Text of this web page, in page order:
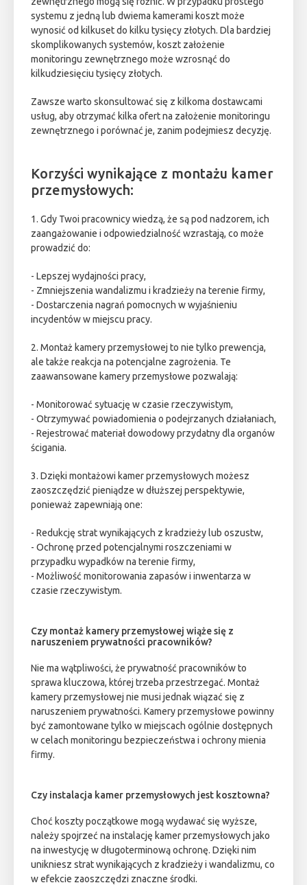
systemu z jedną lub dwiema kamerami koszt może
wynosić od kilkuset do kilku tysięcy złotych. Dla bardziej
skomplikowanych systemów, koszt założenie
monitoringu zewnętrznego może wzrosnąć do
kilkudziesięciu tysięcy złotych.
Zawsze warto skonsultować się z kilkoma dostawcami
usług, aby otrzymać kilka ofert na założenie monitoringu
zewnętrznego i porównać je, zanim podejmiesz decyzję.
Korzyści wynikające z montażu kamer
przemysłowych:
1. Gdy Twoi pracownicy wiedzą, że są pod nadzorem, ich
zaangażowanie i odpowiedzialność wzrastają, co może
prowadzić do:
- Lepszej wydajności pracy,
- Zmniejszenia wandalizmu i kradzieży na terenie firmy,
- Dostarczenia nagrań pomocnych w wyjaśnieniu
incydentów w miejscu pracy.
2. Montaż kamery przemysłowej to nie tylko prewencja,
ale także reakcja na potencjalne zagrożenia. Te
zaawansowane kamery przemysłowe pozwalają:
- Monitorować sytuację w czasie rzeczywistym,
- Otrzymywać powiadomienia o podejrzanych działaniach,
- Rejestrować materiał dowodowy przydatny dla organów
ścigania.
3. Dzięki montażowi kamer przemysłowych możesz
zaoszczędzić pieniądze w dłuższej perspektywie,
ponieważ zapewniają one:
- Redukcję strat wynikających z kradzieży lub oszustw,
- Ochronę przed potencjalnymi roszczeniami w
przypadku wypadków na terenie firmy,
- Możliwość monitorowania zapasów i inwentarza w
czasie rzeczywistym.
Czy montaż kamery przemysłowej wiąże się z
naruszeniem prywatności pracowników?
Nie ma wątpliwości, że prywatność pracowników to
sprawa kluczowa, której trzeba przestrzegać. Montaż
kamery przemysłowej nie musi jednak wiązać się z
naruszeniem prywatności. Kamery przemysłowe powinny
być zamontowane tylko w miejscach ogólnie dostępnych
w celach monitoringu bezpieczeństwa i ochrony mienia
firmy.
Czy instalacja kamer przemysłowych jest kosztowna?
Choć koszty początkowe mogą wydawać się wyższe,
należy spojrzeć na instalację kamer przemysłowych jako
na inwestycję w długoterminową ochronę. Dzięki nim
unikniesz strat wynikających z kradzieży i wandalizmu, co
w efekcie zaoszczędzi znaczne środki.